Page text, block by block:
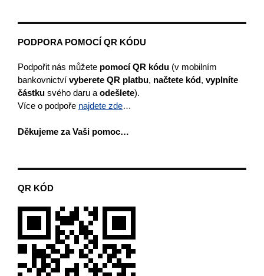
PODPORA POMOCÍ QR KÓDU
Podpořit nás můžete pomocí QR kódu (v mobilním
bankovnictví vyberete QR platbu, načtete kód, vyplníte
částku svého daru a odešlete).
Více o podpoře najdete zde…
Děkujeme za Vaši pomoc…
QR KÓD